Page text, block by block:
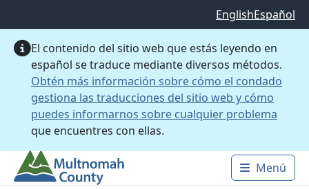
EnglishEspañol
El contenido del sitio web que estás leyendo en
español se traduce mediante diversos métodos.
Obtén más información sobre cómo el condado
gestiona las traducciones del sitio web y cómo
puedes informarnos sobre cualquier problema
que encuentres con ellas.
Main
Menú